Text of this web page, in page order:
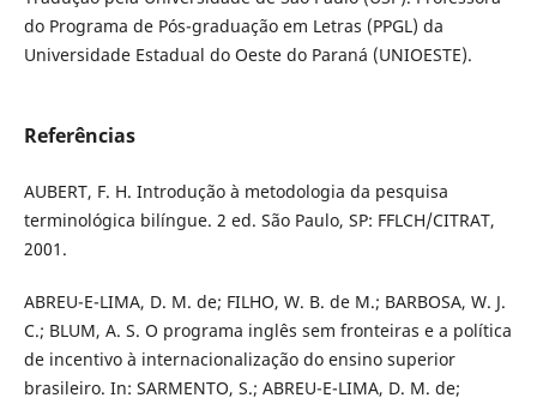
do Programa de Pós-graduação em Letras (PPGL) da
Universidade Estadual do Oeste do Paraná (UNIOESTE).
Referências
AUBERT, F. H. Introdução à metodologia da pesquisa
terminológica bilíngue. 2 ed. São Paulo, SP: FFLCH/CITRAT,
2001.
ABREU-E-LIMA, D. M. de; FILHO, W. B. de M.; BARBOSA, W. J.
C.; BLUM, A. S. O programa inglês sem fronteiras e a política
de incentivo à internacionalização do ensino superior
brasileiro. In: SARMENTO, S.; ABREU-E-LIMA, D. M. de;